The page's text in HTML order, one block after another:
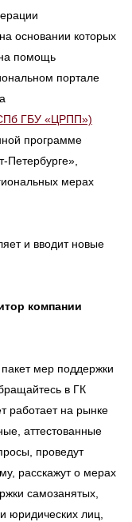
основании которых
помощь
портале
ГБУ «ЦРПП»)
программе
Петербурге»,
мерах
и вводит новые
компании
мер поддержки
в ГК
работает на рынке
аттестованные
проведут
расскажут о мерах
самозанятых,
юридических лиц,